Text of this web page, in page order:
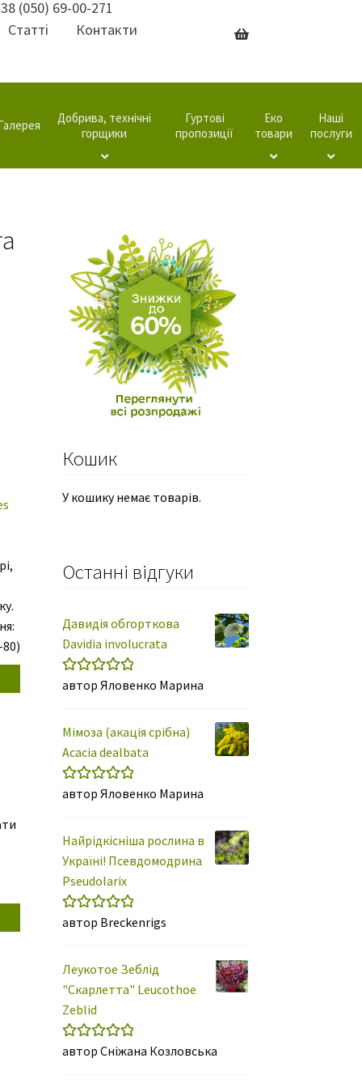
Статті Контакти
(050) 69-00-271
Добрива, технічні
горщики
Гуртові
пропозиції
Еко
товари
Наші
послуги
Кошик
У кошику немає товарів.
Останні відгуки
Давидія обгорткова
Davidia involucrata
Оцінено в5
автор Яловенко Марина
Мімоза (акація срібна)
Acacia dealbata
Оцінено в5
автор Яловенко Марина
Найрідкісніша рослина в
Україні! Псевдомодрина
Pseudolarix
Оцінено в5
автор Breckenrigs
Леукотое Зеблід
"Скарлетта" Leucothoe
Zeblid
Оцінено в5
автор Сніжана Козловська